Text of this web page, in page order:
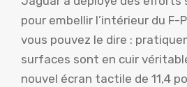
pour embellir l’intérieur du F-
vous pouvez le dire :
surfaces sont en cuir
nouvel écran tactile de 11,4